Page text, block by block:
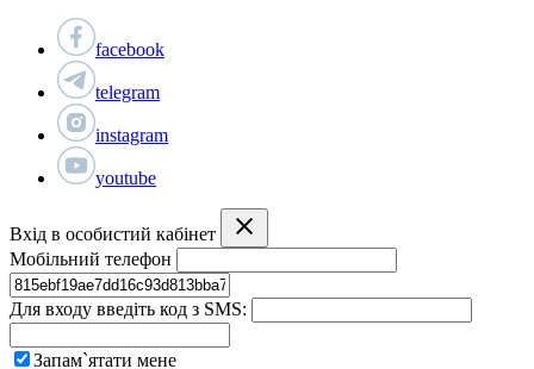
facebook
telegram
instagram
youtube
Вхід в особистий кабінет
Мобільний телефон
Для входу введіть код з SMS:
Запам`ятати мене